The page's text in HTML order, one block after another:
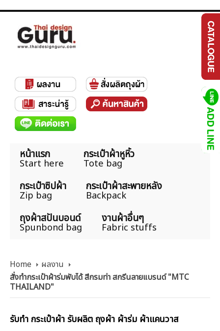
หน้าแรก
Start here
กระเป๋าผ้าหูหิ้ว
Tote bag
กระเป๋าซิปผ้า
Zip bag
กระเป๋าผ้าสะพายหลัง
Backpack
ถุงผ้าสปันบอนด์
Spunbond bag
งานผ้าอื่นๆ
Fabric stuffs
Home
ผลงาน
สั่งทำกระเป๋าผ้าร่มพับได้ สีกรมท่า สกรีนลายแบรนด์ "MTC
THAILAND"
รับทำ กระเป๋าผ้า รับผลิต ถุงผ้า ผ้าร่ม ผ้าแคนวาส